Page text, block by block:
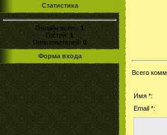
Статистика
Онлайн всего: 1
Гостей: 1
Пользователей: 0
Форма входа
Всего
Имя *:
Email *: